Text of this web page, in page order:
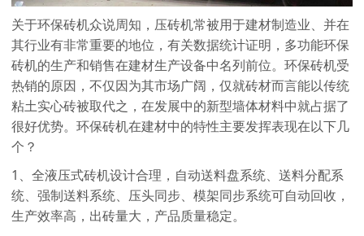
关于环保砖机众说周知，压砖机常被用于建材制造业、并在
其行业有非常重要的地位，有关数据统计证明，多功能环保
砖机的生产和销售在建材生产设备中名列前位。环保砖机受
热销的原因，不仅因为其市场广阔，仅就砖材而言能以传统
粘土实心砖被取代之，在发展中的新型墙体材料中就占据了
很好优势。环保砖机在建材中的特性主要发挥表现在以下几
个？
1、全液压式砖机设计合理，自动送料盘系统、送料分配系
统、强制送料系统、压头同步、模架同步系统可自动回收，
生产效率高，出砖量大，产品质量稳定。